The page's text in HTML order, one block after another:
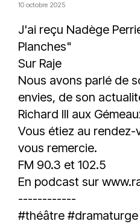
10 octobre 2025
J'ai reçu Nadège
Planches"
Sur Raje
Nous avons parlé de
envies, de son
Richard III aux
Vous étiez au
vous remercie.
FM 90.3 et 102.5
En podcast sur
------------
#théâtre #dramaturge